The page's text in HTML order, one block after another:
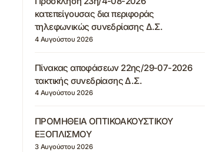
κατεπείγουσας δια περιφοράς
τηλεφωνικώς συνεδρίασης Δ.Σ.
4 Αυγούστου 2026
Πίνακας αποφάσεων 22ης/29-07-2026
τακτικής συνεδρίασης Δ.Σ.
4 Αυγούστου 2026
ΠΡΟΜΗΘΕΙΑ ΟΠΤΙΚΟΑΚΟΥΣΤΙΚΟΥ
ΕΞΟΠΛΙΣΜΟΥ
3 Αυγούστου 2026